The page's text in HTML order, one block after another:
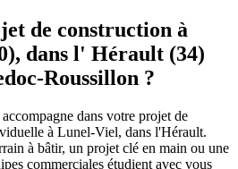
de construction à
dans l' Hérault (34)
Roussillon ?
dans votre projet de
à Lunel-Viel, dans l'Hérault.
à bâtir, un projet clé en main ou une
commerciales étudient avec vous